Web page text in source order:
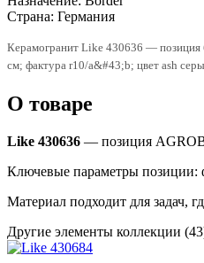
Страна: Германия
Керамогранит Like 430636 — позиция
см; фактура r10/a&#43;b; цвет ash
О товаре
Like 430636 — позиция
Ключевые параметры позиции:
Материал подходит для задач,
Другие элементы коллекции